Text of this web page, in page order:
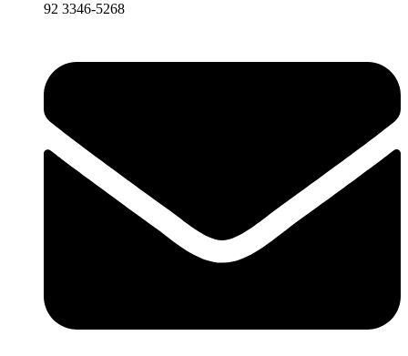
92 3346-5268